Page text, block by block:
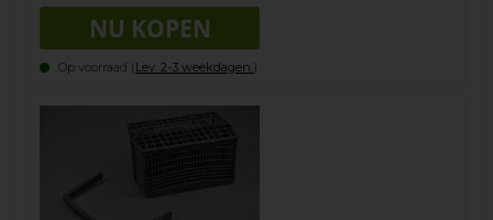
Op voorraad (Lev. 2-3 weekdagen. ).